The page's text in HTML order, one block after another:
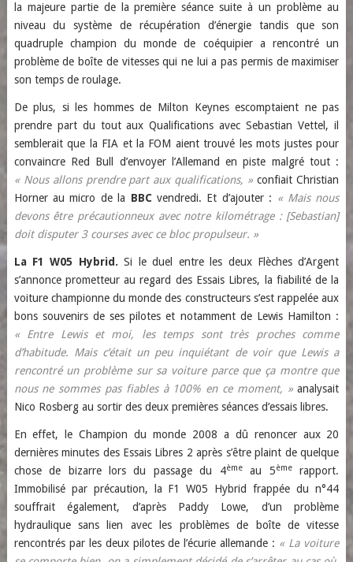
la majeure partie de la première séance suite à un problème au
niveau du système de récupération d’énergie tandis que son
quadruple champion du monde de coéquipier a rencontré un
problème de boîte de vitesses qui ne lui a pas permis de maximiser
son temps de roulage.
De plus, si les hommes de Milton Keynes escomptaient ne pas
prendre part du tout aux Qualifications avec Sebastian Vettel, il
semblerait que la FIA et la FOM aient trouvé les mots justes pour
convaincre Red Bull d’envoyer l’Allemand en piste malgré tout :
« Nous allons prendre part aux qualifications, » confiait Christian
Horner au micro de la BBCvendredi. Et d’ajouter : « Mais nous
devons être précautionneux avec notre kilométrage : [Sebastian]
doit disputer 3 courses avec ce bloc propulseur. »
La F1 W05 Hybrid. Si le duel entre les deux Flèches d’Argent
s’annonce prometteur au regard des Essais Libres, la fiabilité de la
voiture championne du monde des constructeurs s’est rappelée aux
bons souvenirs de ses pilotes et notamment de Lewis Hamilton :
« Entre Lewis et moi, les temps sont très proches comme
d’habitude. Mais c’était un peu inquiétant de voir que Lewis a
rencontré un problème sur sa voiture parce que ça montre que
nous ne sommes pas fiables à 100% en ce moment, »analysait
Nico Rosberg au sortir des deux premières séances d’essais libres.
En effet, le Champion du monde 2008 a dû renoncer aux 20
dernières minutes des Essais Libres 2 après s’être plaint de quelque
chose de bizarre lors du passage du 4èmeau 5èmerapport.
Immobilisé par précaution, la F1 W05 Hybrid frappée du n°44
souffrait également, d’après Paddy Lowe, d’un problème
hydraulique sans lien avec les problèmes de boîte de vitesse
rencontrés par les deux pilotes de l’écurie allemande : « La voiture